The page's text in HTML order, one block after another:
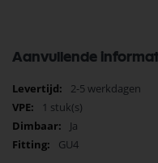
Bekijk meer Vezalux
Aanvullende
Meer
informatie
2-5 werkdagen
1 stuk(s)
Ja
GU4